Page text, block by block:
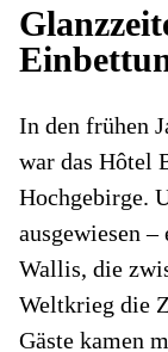
In den frühen
war das Hôtel
Hochgebirge.
ausgewiesen
Wallis, die
Weltkrieg die
Gäste kamen